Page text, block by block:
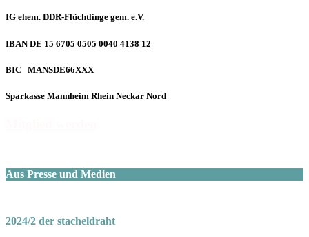
IG ehem. DDR-Flüchtlinge gem. e.V.
IBAN DE 15 6705 0505 0040 4138 12
BIC MANSDE66XXX
Sparkasse Mannheim Rhein Neckar Nord
Aus Presse und Medien
2024/2 der stacheldraht